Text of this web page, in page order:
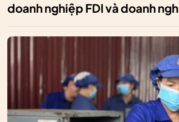
doanh nghiệp FDI và doanh